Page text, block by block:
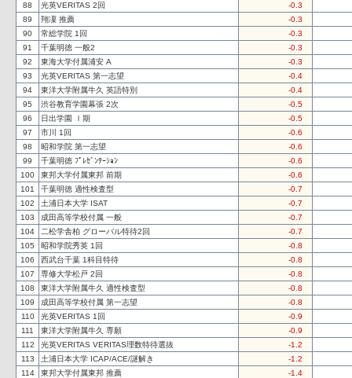
88
光英VERITAS 2回
-0.3
89
翔凜 推薦
-0.3
90
常総学院 1回
-0.3
91
千葉明徳 一般2
-0.3
92
東海大学付属浦安 A
-0.3
93
光英VERITAS 第一志望
-0.4
94
東洋大学附属牛久 英語特別
-0.4
95
渋谷教育学園幕張 2次
-0.5
96
日出学園 Ⅰ期
-0.5
97
市川 1回
-0.6
98
昭和学院 第一志望
-0.6
99
千葉明徳 ﾌﾟﾚｾﾞﾝﾃｰｼｮﾝ
-0.6
100
東邦大学付属東邦 前期
-0.6
101
千葉明徳 適性検査型
-0.7
102
土浦日本大学 ISAT
-0.7
103
成田高等学校付属 一般
-0.7
104
二松学舎柏 グローバル特待2回
-0.7
105
昭和学院秀英 1回
-0.8
106
西武台千葉 1科目特待
-0.8
107
専修大学松戸 2回
-0.8
108
東洋大学附属牛久 適性検査型
-0.8
109
成田高等学校付属 第一志望
-0.8
110
光英VERITAS 1回
-0.9
111
東洋大学附属牛久 専願
-0.9
112
光英VERITAS VERITAS理数特待選抜
-1.2
113
土浦日本大学 ICAP/ACE/謎解き
-1.2
114
東邦大学付属東邦 推薦
-1.4